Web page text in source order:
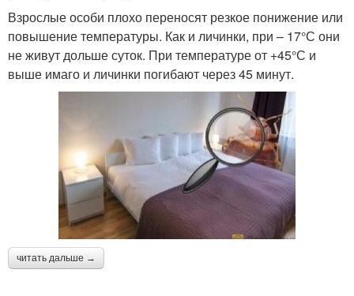
Взрослые особи плохо переносят резкое понижение или
повышение температуры. Как и личинки, при – 17°С они
не живут дольше суток. При температуре от +45°С и
выше имаго и личинки погибают через 45 минут.
читать дальше →